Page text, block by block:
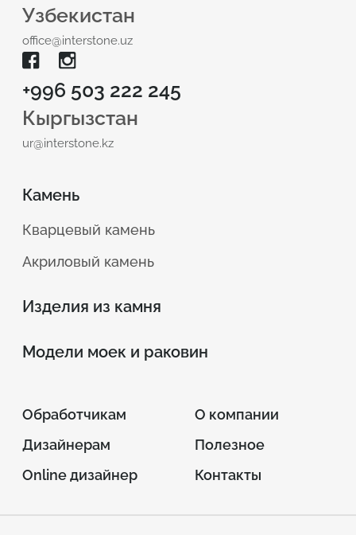
Узбекистан
office@interstone.uz
+996 503 222 245
Кыргызстан
ur@interstone.kz
Камень
Кварцевый камень
Акриловый камень
Изделия из камня
Модели моек и раковин
Обработчикам
Дизайнерам
Online дизайнер
О компании
Полезное
Контакты